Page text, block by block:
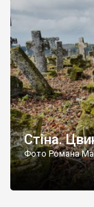
ньому чимало
Стіна.
Фото Романа